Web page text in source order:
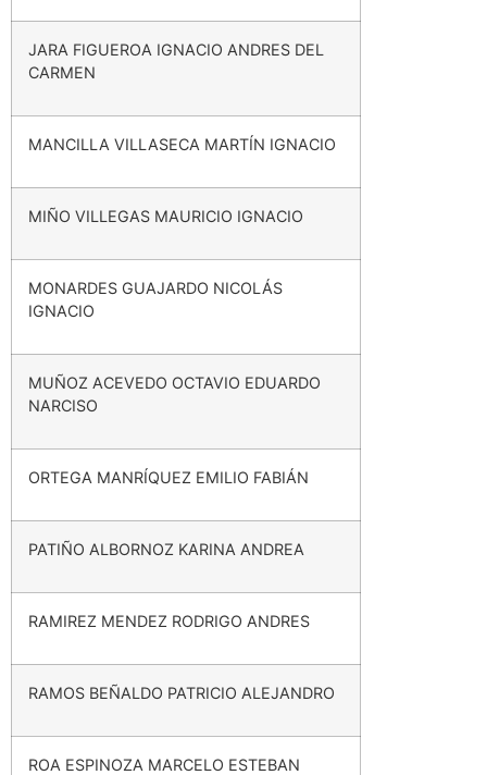
JARA FIGUEROA IGNACIO ANDRES DEL
CARMEN
MANCILLA VILLASECA MARTÍN IGNACIO
MIÑO VILLEGAS MAURICIO IGNACIO
MONARDES GUAJARDO NICOLÁS
IGNACIO
MUÑOZ ACEVEDO OCTAVIO EDUARDO
NARCISO
ORTEGA MANRÍQUEZ EMILIO FABIÁN
PATIÑO ALBORNOZ KARINA ANDREA
RAMIREZ MENDEZ RODRIGO ANDRES
RAMOS BEÑALDO PATRICIO ALEJANDRO
ROA ESPINOZA MARCELO ESTEBAN